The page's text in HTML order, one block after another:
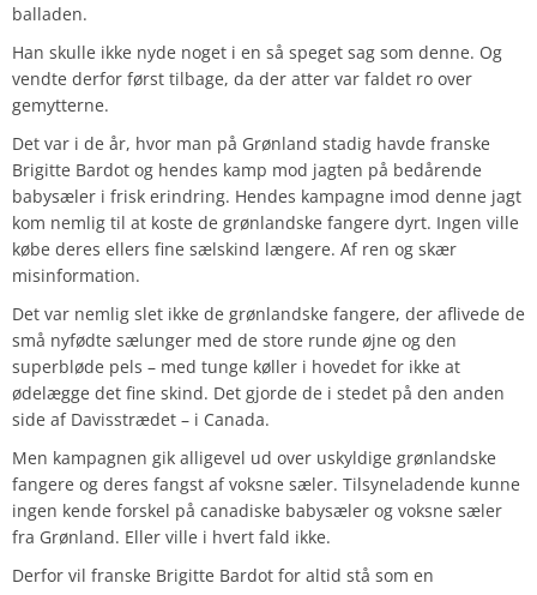
balladen.
Han skulle ikke nyde noget i en så speget sag som denne. Og
vendte derfor først tilbage, da der atter var faldet ro over
gemytterne.
Det var i de år, hvor man på Grønland stadig havde franske
Brigitte Bardot og hendes kamp mod jagten på bedårende
babysæler i frisk erindring. Hendes kampagne imod denne jagt
kom nemlig til at koste de grønlandske fangere dyrt. Ingen ville
købe deres ellers fine sælskind længere. Af ren og skær
misinformation.
Det var nemlig slet ikke de grønlandske fangere, der aflivede de
små nyfødte sælunger med de store runde øjne og den
superbløde pels – med tunge køller i hovedet for ikke at
ødelægge det fine skind. Det gjorde de i stedet på den anden
side af Davisstrædet – i Canada.
Men kampagnen gik alligevel ud over uskyldige grønlandske
fangere og deres fangst af voksne sæler. Tilsyneladende kunne
ingen kende forskel på canadiske babysæler og voksne sæler
fra Grønland. Eller ville i hvert fald ikke.
Derfor vil franske Brigitte Bardot for altid stå som en